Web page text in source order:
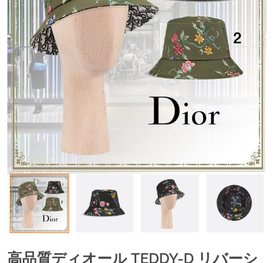
高品質ディオール TEDDY-D リバーシ